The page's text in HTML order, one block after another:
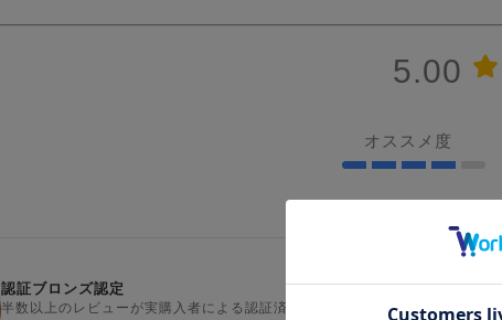
5.00
オススメ度
認証ブロンズ認定
半数以上のレビューが実購入者による認証済み。信頼性の第一歩を証明したス